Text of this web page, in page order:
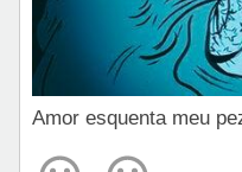
Amor esquenta meu